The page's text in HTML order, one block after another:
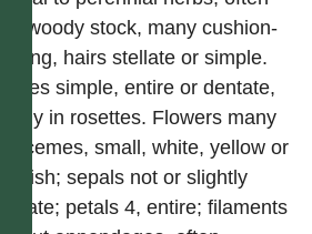
woody stock, many cushion-
hairs stellate or simple.
simple, entire or dentate,
in rosettes. Flowers many
racemes, small, white, yellow or
sepals not or slightly
petals 4, entire; filaments